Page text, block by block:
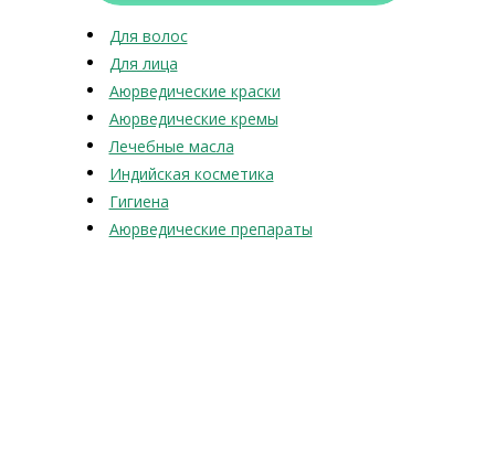
Для волос
Для лица
Аюрведические краски
Аюрведические кремы
Лечебные масла
Индийская косметика
Гигиена
Аюрведические препараты